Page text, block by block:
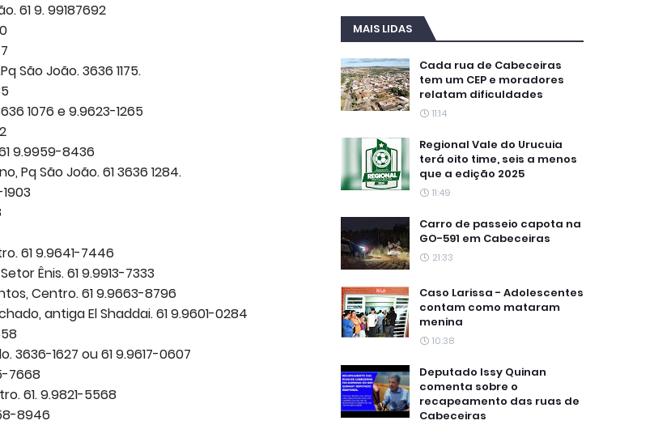
61 9. 99187692
São João. 3636 1175.
1076 e 9.9623-1265
9.9959-8436
Pq São João. 61 3636 1284.
61 9.9641-7446
Ênis. 61 9.9913-7333
Centro. 61 9.9663-8796
antiga El Shaddai. 61 9.9601-0284
3636-1627 ou 61 9.9617-0607
7668
61. 9.9821-5568
8946
MAIS LIDAS
Cada rua de Cabeceiras
tem um CEP e moradores
relatam dificuldades
11:14
Regional Vale do Urucuia
terá oito time, seis a menos
que a edição 2025
11:49
Carro de passeio capota na
GO-591 em Cabeceiras
21:33
Caso Larissa - Adolescentes
contam como mataram
menina
10:38
Deputado Issy Quinan
comenta sobre o
recapeamento das ruas de
Cabeceiras